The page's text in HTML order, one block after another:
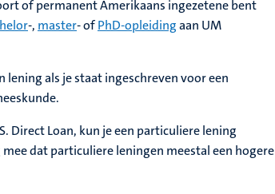
of permanent Amerikaans ingezetene bent
-, master- ofPhD-opleidingaan UM
als je staat ingeschreven voor een
Direct Loan, kun je een particuliere lening
dat particuliere leningen meestal een hogere